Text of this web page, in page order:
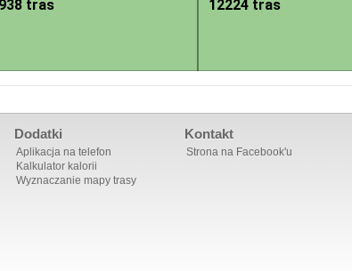
tras 12224 tras
Dodatki
Aplikacja na telefon
Kalkulator kalorii
Wyznaczanie mapy trasy
Kontakt
Strona na Facebook'u